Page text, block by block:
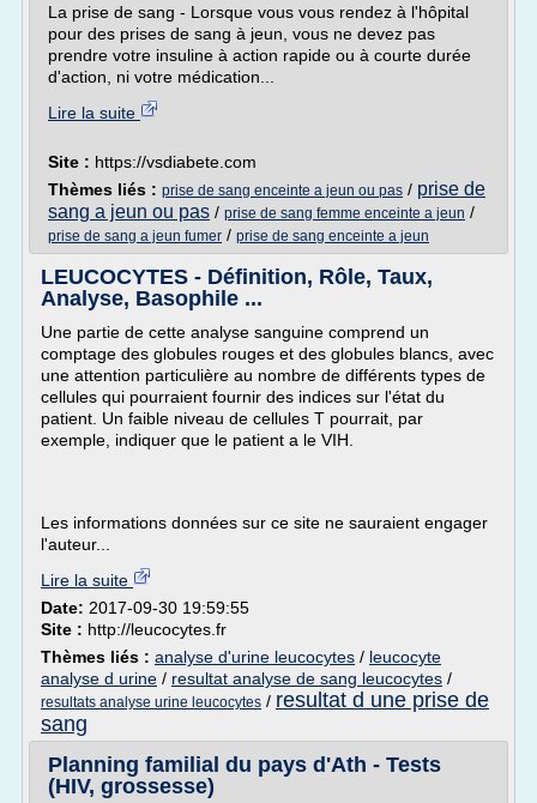
La prise de sang - Lorsque vous vous rendez à l'hôpital
pour des prises de sang à jeun, vous ne devez pas
prendre votre insuline à action rapide ou à courte durée
d'action, ni votre médication...
Lire la suite
Site : https://vsdiabete.com
Thèmes liés : prise de sang enceinte a jeun ou pas / prise de
sang a jeun ou pas / prise de sang femme enceinte a jeun /
prise de sang a jeun fumer / prise de sang enceinte a jeun
LEUCOCYTES - Définition, Rôle, Taux,
Analyse, Basophile ...
Une partie de cette analyse sanguine comprend un
comptage des globules rouges et des globules blancs, avec
une attention particulière au nombre de différents types de
cellules qui pourraient fournir des indices sur l'état du
patient. Un faible niveau de cellules T pourrait, par
exemple, indiquer que le patient a le VIH.
Les informations données sur ce site ne sauraient engager
l'auteur...
Lire la suite
Date: 2017-09-30 19:59:55
Site : http://leucocytes.fr
Thèmes liés : analyse d'urine leucocytes / leucocyte
analyse d urine / resultat analyse de sang leucocytes /
resultats analyse urine leucocytes / resultat d une prise de
sang
Planning familial du pays d'Ath - Tests
(HIV, grossesse)